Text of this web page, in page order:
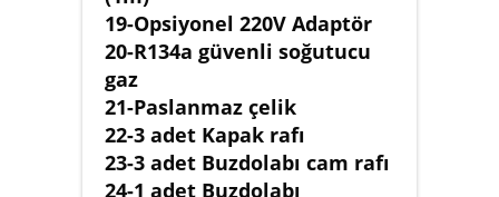
19-Opsiyonel 220V Adaptör
20-R134a güvenli soğutucu
gaz
21-Paslanmaz çelik
22-3 adet Kapak rafı
23-3 adet Buzdolabı cam rafı
24-1 adet Buzdolabı